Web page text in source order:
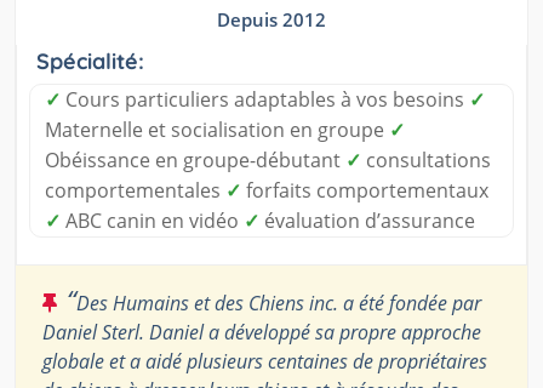
Depuis 2012
Spécialité:
✓ Cours particuliers adaptables à vos besoins ✓
Maternelle et socialisation en groupe ✓
Obéissance en groupe-débutant ✓ consultations
comportementales ✓ forfaits comportementaux
✓ ABC canin en vidéo ✓ évaluation d’assurance
“Des Humains et des Chiens inc. a été fondée par
Daniel Sterl. Daniel a développé sa propre approche
globale et a aidé plusieurs centaines de propriétaires